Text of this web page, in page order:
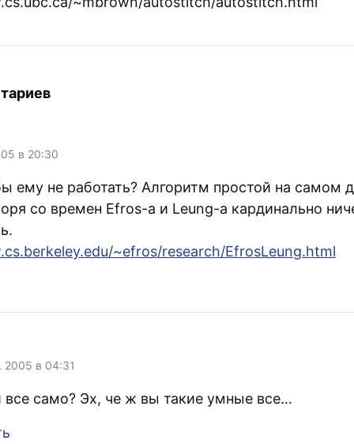
в 20:30
ему не работать? Алгоритм простой на самом
со времен Efros-а и Leung-а кардинально
~efros/research/EfrosLeung.html
2005 в 04:31
все само? Эх, че ж вы такие умные все…